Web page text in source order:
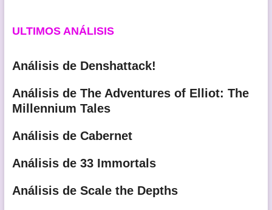
ULTIMOS ANÁLISIS
Análisis de Denshattack!
Análisis de The Adventures of Elliot: The
Millennium Tales
Análisis de Cabernet
Análisis de 33 Immortals
Análisis de Scale the Depths